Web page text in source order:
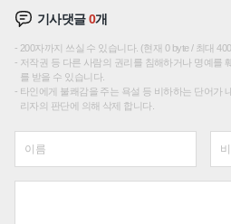
기사댓글0개
200자까지 쓰실 수 있습니다. (현재 0 byte / 최대
저작권 등 다른 사람의 권리를 침해하거나 명예를
를 받을 수 있습니다.
타인에게 불쾌감을 주는 욕설 등 비하하는 단어가
리자의 판단에 의해 삭제 합니다.